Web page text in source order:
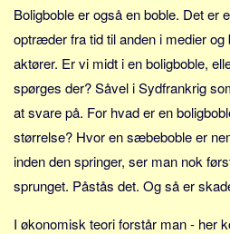
Italien
Grækenland
USA
Nøgleord
Bolig
Job
Virksomhed
Boligboble er også en boble. Det er
optræder fra tid til anden i medier og
aktører. Er vi midt i en boligboble,
spørges der? Såvel i Sydfrankrig
at svare på. For hvad er en
størrelse? Hvor en sæbeboble er
inden den springer, ser man nok
sprunget. Påstås det. Og så er
I økonomisk teori forstår man - her